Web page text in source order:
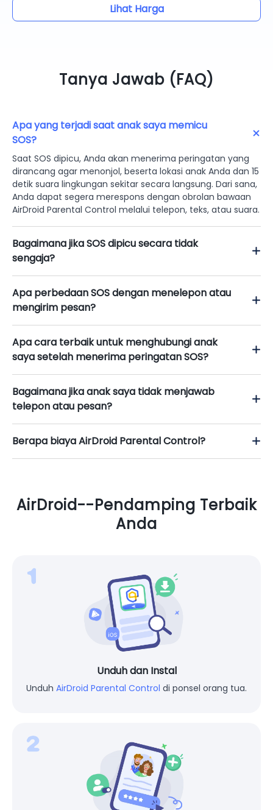
Lihat Harga
Tanya Jawab (FAQ)
Apa yang terjadi saat anak saya memicu
SOS?
Saat SOS dipicu, Anda akan menerima peringatan yang
dirancang agar menonjol, beserta lokasi anak Anda dan 15
detik suara lingkungan sekitar secara langsung. Dari sana,
Anda dapat segera merespons dengan obrolan bawaan
AirDroid Parental Control melalui telepon, teks, atau suara.
Bagaimana jika SOS dipicu secara tidak
sengaja?
Apa perbedaan SOS dengan menelepon atau
mengirim pesan?
Apa cara terbaik untuk menghubungi anak
saya setelah menerima peringatan SOS?
Bagaimana jika anak saya tidak menjawab
telepon atau pesan?
Berapa biaya AirDroid Parental Control?
AirDroid--Pendamping Terbaik
Anda
Unduh dan Instal
Unduh AirDroid Parental Control di ponsel orang tua.